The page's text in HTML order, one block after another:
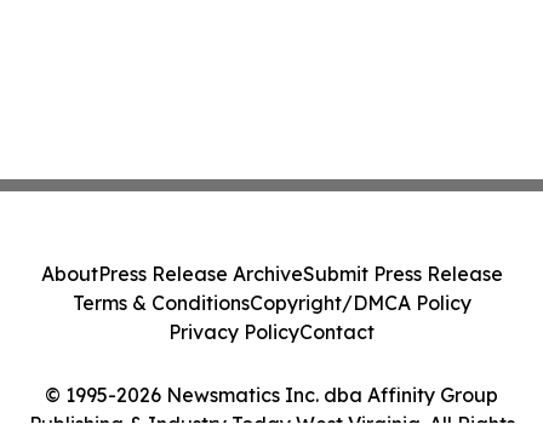
© 1995-2026 Newsmatics Inc. dba Affinity Group
Publishing & Industry Today West Virginia. All Rights
AboutPress Release ArchiveSubmit Press Release
Terms & ConditionsCopyright/DMCA Policy
Privacy PolicyContact